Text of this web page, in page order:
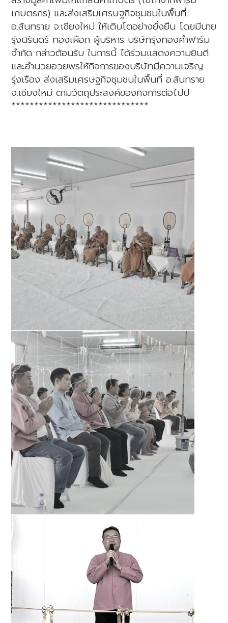
เกษตรกร) และส่งเสริมเศรษฐกิจชุมชนในพื้นที่
อ.สันทราย จ.เชียงใหม่ ให้เติบโตอย่างยั่งยืน โดยมีนาย
รุ่งนิรันดร์ ทองเผือก ผู้บริหาร บริษัทรุ่งทองคำฟาร์ม
จำกัด กล่าวต้อนรับ ในการนี้ ได้ร่วมแสดงความยินดี
และอำนวยอวยพรให้กิจการของบริษัทมีความเจริญ
รุ่งเรือง ส่งเสริมเศรษฐกิจชุมชนในพื้นที่ อ.สันทราย
จ.เชียงใหม่ ตามวัตถุประสงค์ของกิจการต่อไปป
******************************